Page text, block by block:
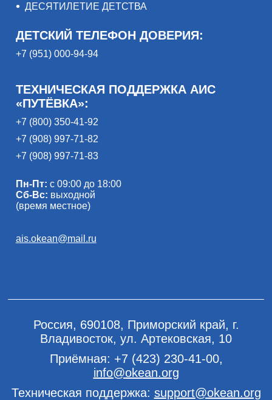
ДЕСЯТИЛЕТИЕ ДЕТСТВА
ДЕТСКИЙ ТЕЛЕФОН ДОВЕРИЯ:
+7 (951) 000-94-94
ТЕХНИЧЕСКАЯ ПОДДЕРЖКА АИС
«ПУТЁВКА»:
+7 (800) 350-41-92
+7 (908) 997-71-82
+7 (908) 997-71-83
Пн-Пт: с 09:00 до 18:00
Сб-Вс: выходной
(время местное)
ais.okean@mail.ru
Россия, 690108, Приморский край, г.
Владивосток, ул. Артековская, 10
Приёмная: +7 (423) 230-41-00,
info@okean.org
Техническая поддержка: support@okean.org